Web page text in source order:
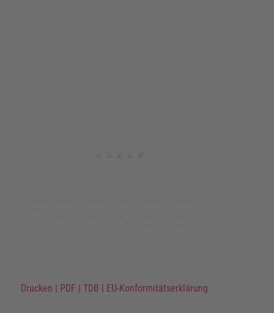
Drucken | PDF | TDB | EU-Konformitätserklärung